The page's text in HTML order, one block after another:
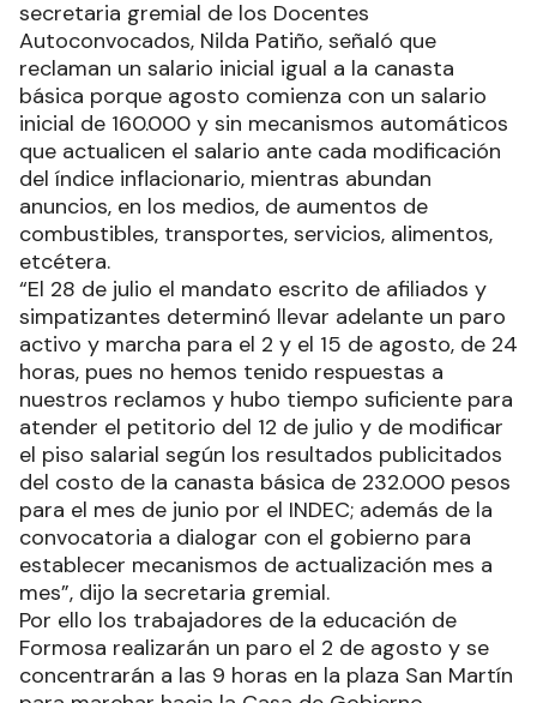
secretaria gremial de los Docentes
Autoconvocados, Nilda Patiño, señaló que
reclaman un salario inicial igual a la canasta
básica porque agosto comienza con un salario
inicial de 160.000 y sin mecanismos automáticos
que actualicen el salario ante cada modificación
del índice inflacionario, mientras abundan
anuncios, en los medios, de aumentos de
combustibles, transportes, servicios, alimentos,
etcétera.
“El 28 de julio el mandato escrito de afiliados y
simpatizantes determinó llevar adelante un paro
activo y marcha para el 2 y el 15 de agosto, de 24
horas, pues no hemos tenido respuestas a
nuestros reclamos y hubo tiempo suficiente para
atender el petitorio del 12 de julio y de modificar
el piso salarial según los resultados publicitados
del costo de la canasta básica de 232.000 pesos
para el mes de junio por el INDEC; además de la
convocatoria a dialogar con el gobierno para
establecer mecanismos de actualización mes a
mes”, dijo la secretaria gremial.
Por ello los trabajadores de la educación de
Formosa realizarán un paro el 2 de agosto y se
concentrarán a las 9 horas en la plaza San Martín